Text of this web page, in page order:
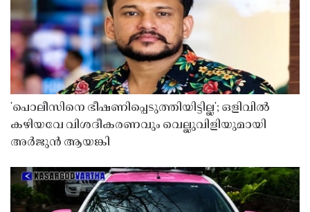
'പൊലീസിനെ ഭീഷണിപ്പെടുത്തിയിട്ടില്ല'; ഒളിവിൽ
കഴിയവേ വിശദീകരണവും വെല്ലുവിളിയുമായി
അർജുൻ ആയങ്കി